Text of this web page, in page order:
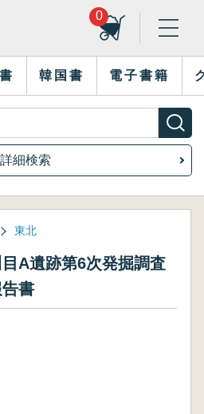
0
韓国書 電子書籍
詳細検索
東北
目A遺跡第6次発掘調査
書